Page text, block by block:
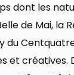
dont les
de Mai, la
du
et créatives.